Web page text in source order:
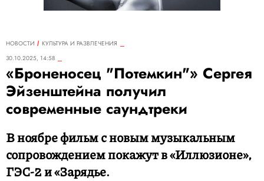
НОВОСТИ
КУЛЬТУРА И РАЗВЛЕЧЕНИЯ
30.10.2025, 14:58
«Броненосец "Потемкин"» Сергея
Эйзенштейна получил
современные саундтреки
В ноябре фильм с новым музыкальным
сопровождением покажут в «Иллюзионе»,
ГЭС-2 и «Зарядье.